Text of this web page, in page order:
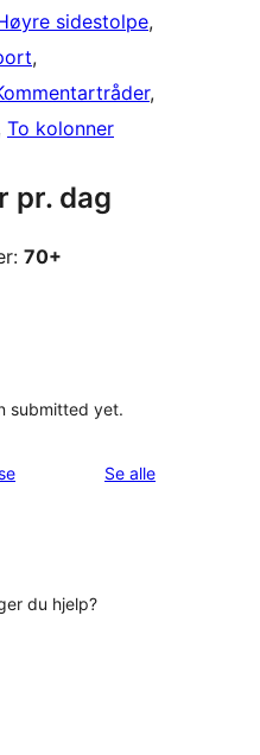
sidestolpe
To kolonner
pr. dag
70+
submitted yet.
Se alleomtalene
du hjelp?